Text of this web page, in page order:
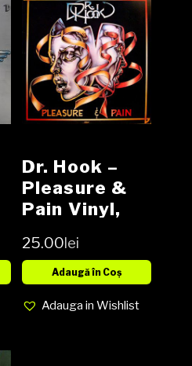
Dr. Hook –
Pleasure &
Pain Vinyl,
Club Edition
media G+
25.00lei
Adaugă în Coș
Adauga in Wishlist